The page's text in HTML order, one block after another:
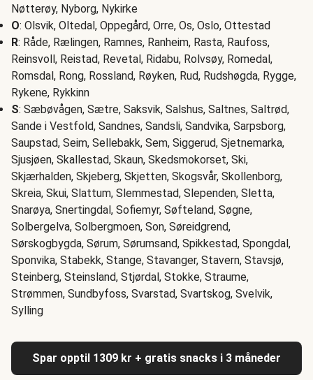
Nøtterøy, Nyborg, Nykirke
O: Olsvik, Oltedal, Oppegård, Orre, Os, Oslo, Ottestad
R: Råde, Rælingen, Ramnes, Ranheim, Rasta, Raufoss,
Reinsvoll, Reistad, Revetal, Ridabu, Rolvsøy, Romedal,
Romsdal, Rong, Rossland, Røyken, Rud, Rudshøgda, Rygge,
Rykene, Rykkinn
S: Sæbøvågen, Sætre, Saksvik, Salshus, Saltnes, Saltrød,
Sande i Vestfold, Sandnes, Sandsli, Sandvika, Sarpsborg,
Saupstad, Seim, Sellebakk, Sem, Siggerud, Sjetnemarka,
Sjusjøen, Skallestad, Skaun, Skedsmokorset, Ski,
Skjærhalden, Skjeberg, Skjetten, Skogsvår, Skollenborg,
Skreia, Skui, Slattum, Slemmestad, Slependen, Sletta,
Snarøya, Snertingdal, Sofiemyr, Søfteland, Søgne,
Solbergelva, Solbergmoen, Son, Søreidgrend,
Sørskogbygda, Sørum, Sørumsand, Spikkestad, Spongdal,
Sponvika, Stabekk, Stange, Stavanger, Stavern, Stavsjø,
Steinberg, Steinsland, Stjørdal, Stokke, Straume,
Strømmen, Sundbyfoss, Svarstad, Svartskog, Svelvik,
Sylling
Spar opptil 1309 kr + gratis snacks i 3 måneder